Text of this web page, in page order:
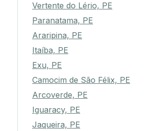
Vertente do Lério, PE
Paranatama, PE
Araripina, PE
Itaíba, PE
Exu, PE
Camocim de São Félix, PE
Arcoverde, PE
Iguaracy, PE
Jaqueira, PE